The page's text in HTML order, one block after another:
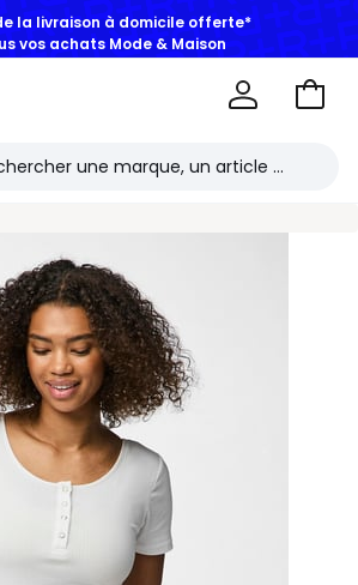
la livraison à domicile offerte*
vos achats Mode & Maison
Aller